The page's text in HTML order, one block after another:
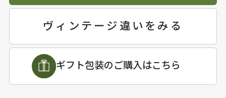
ヴィンテージ違いをみる
ギフト包装のご購入はこちら